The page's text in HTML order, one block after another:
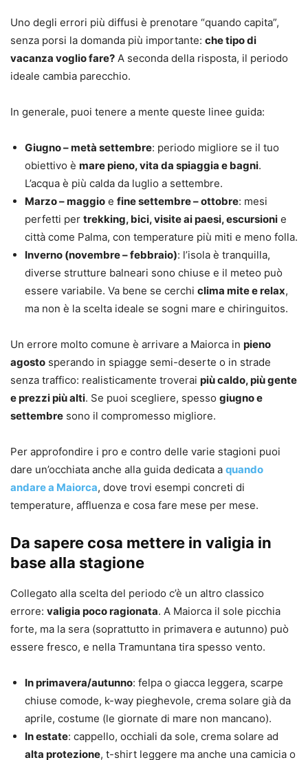
Uno degli errori più diffusi è prenotare “quando capita”,
senza porsi la domanda più importante: che tipo di
vacanza voglio fare? A seconda della risposta, il periodo
ideale cambia parecchio.
In generale, puoi tenere a mente queste linee guida:
Giugno – metà settembre: periodo migliore se il tuo
obiettivo è mare pieno, vita da spiaggia e bagni.
L’acqua è più calda da luglio a settembre.
Marzo – maggio e fine settembre – ottobre: mesi
perfetti per trekking, bici, visite ai paesi, escursioni e
città come Palma, con temperature più miti e meno folla.
Inverno (novembre – febbraio): l’isola è tranquilla,
diverse strutture balneari sono chiuse e il meteo può
essere variabile. Va bene se cerchi clima mite e relax,
ma non è la scelta ideale se sogni mare e chiringuitos.
Un errore molto comune è arrivare a Maiorca in pieno
agosto sperando in spiagge semi-deserte o in strade
senza traffico: realisticamente troverai più caldo, più gente
e prezzi più alti. Se puoi scegliere, spesso giugno e
settembre sono il compromesso migliore.
Per approfondire i pro e contro delle varie stagioni puoi
dare un’occhiata anche alla guida dedicata a quando
andare a Maiorca, dove trovi esempi concreti di
temperature, affluenza e cosa fare mese per mese.
Da sapere cosa mettere in valigia in
base alla stagione
Collegato alla scelta del periodo c’è un altro classico
errore: valigia poco ragionata. A Maiorca il sole picchia
forte, ma la sera (soprattutto in primavera e autunno) può
essere fresco, e nella Tramuntana tira spesso vento.
In primavera/autunno: felpa o giacca leggera, scarpe
chiuse comode, k-way pieghevole, crema solare già da
aprile, costume (le giornate di mare non mancano).
In estate: cappello, occhiali da sole, crema solare ad
alta protezione, t-shirt leggere ma anche una camicia o